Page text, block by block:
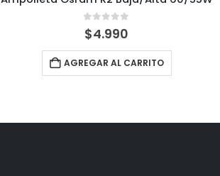
0out of 5
$4.990
AGREGAR AL CARRITO